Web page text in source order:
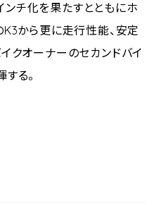
ンチ化を果たすとともにホ
から更に走行性能、安定
クオーナーのセカンドバイ
る。